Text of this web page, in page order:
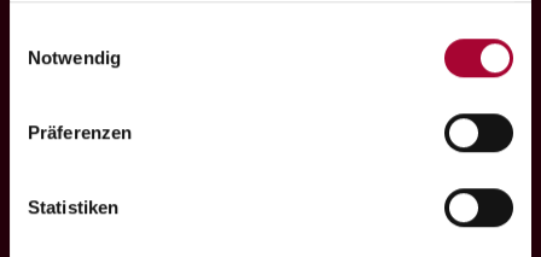
am Seitenende unter Cookie-Einstellungen ändern.
unserer Datenschutzerklärung
Notwendig
Präferenzen
Statistiken
Impressum
BIC: GENODEF1EK1